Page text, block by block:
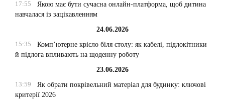
17:55
Якою має бути сучасна онлайн-платформа, щоб дитина
навчалася із зацікавленням
24.06.2026
15:35
Комп’ютерне крісло біля столу: як кабелі, підлокітники
й підлога впливають на щоденну роботу
23.06.2026
13:59
Як обрати покрівельний матеріал для будинку: ключові
критерії 2026